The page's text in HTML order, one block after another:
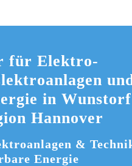
für Elektro­
in Wunstorf
Hannover
&
Energie